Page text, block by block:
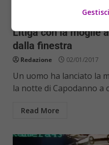
Litiga con la moglie
dalla finestra
Redazione 02/01/2017
Un uomo ha lanciato la
la notte di Capodanno a
Read More